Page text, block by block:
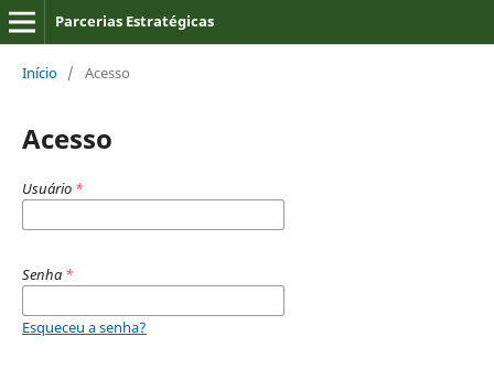
Parcerias Estratégicas
Início / Acesso
Acesso
Usuário *
Senha *
Esqueceu a senha?